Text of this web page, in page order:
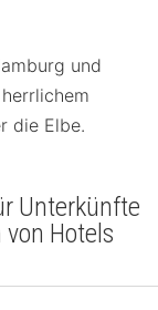
und
die Elbe.
Unterkünfte
Hotels